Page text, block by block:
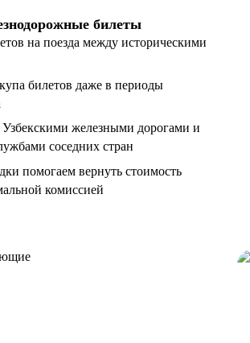
билеты
на поезда между историческими
билетов даже в периоды
железными дорогами и
соседних стран
помогаем вернуть стоимость
комиссией